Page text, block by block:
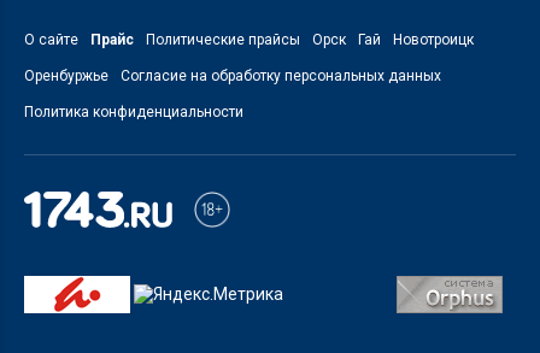
О сайте Прайс Политические прайсы Орск Гай Новотроицк
Оренбуржье Согласие на обработку персональных данных
Политика конфиденциальности